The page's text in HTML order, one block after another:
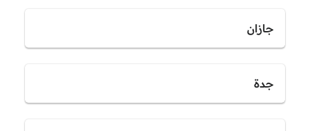
جازان
جدة